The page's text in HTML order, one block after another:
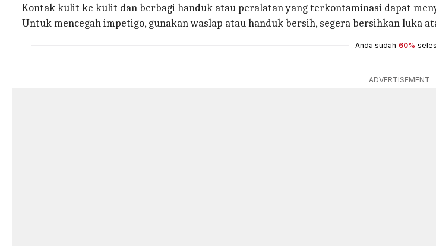
Kontak kulit ke kulit dan berbagi handuk atau peralatan yang terkontaminasi dapat
Untuk mencegah impetigo, gunakan waslap atau handuk bersih, segera bersihkan luka
Anda sudah 60%
ADVERTISEMENT